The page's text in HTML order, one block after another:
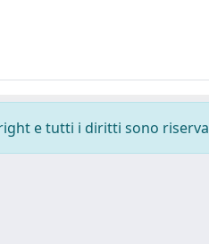
e tutti i diritti sono